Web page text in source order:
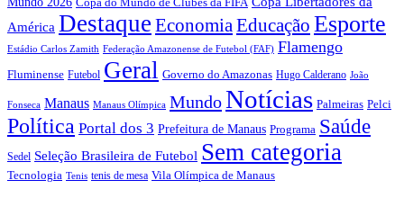
América Destaque EconomiaEducação Esporte
Estádio Carlos Zamith Federação Amazonense de Futebol (FAF) Flamengo
Fluminense Futebol Geral Governo do Amazonas Hugo Calderano João
Fonseca Manaus Manaus Olímpica MundoNotícias Palmeiras Pelci
Política Portal dos 3 Prefeitura de Manaus Programa Saúde
Sedel Seleção Brasileira de Futebol Sem categoria
Tecnologia Tenis tenis de mesa Vila Olímpica de Manaus